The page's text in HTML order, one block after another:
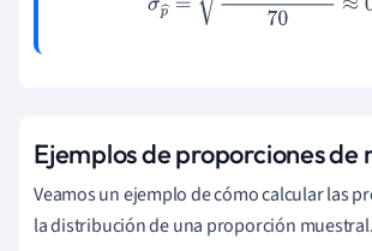
Ejemplos de proporciones de
Veamos un ejemplo de cómo calcular las
la distribución de una proporción muestral.